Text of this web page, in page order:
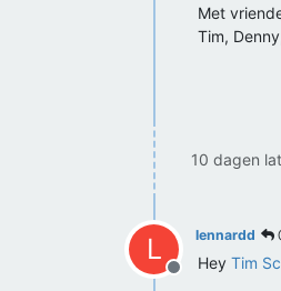
Met
Tim,
10 dagen
L
Offline
lennardd
Hey Tim